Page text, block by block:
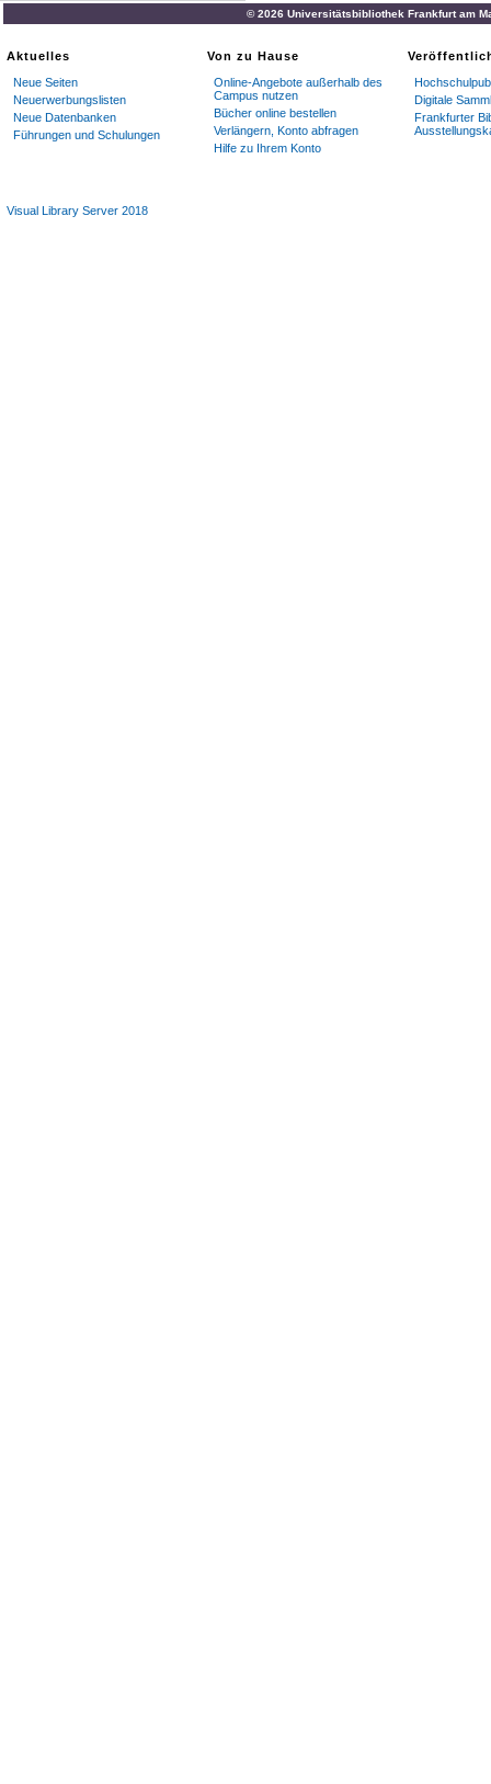
© 2026 Universitätsbibliothek Frankfurt am
Aktuelles
Neue Seiten
Neuerwerbungslisten
Neue Datenbanken
Führungen und Schulungen
Von zu Hause
Online-Angebote außerhalb des
Campus nutzen
Bücher online bestellen
Verlängern, Konto abfragen
Hilfe zu Ihrem Konto
Digitale
Frankfurter
Visual Library Server 2018